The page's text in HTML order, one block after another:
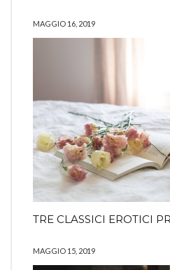
MAGGIO 16, 2019
TRE CLASSICI EROTICI
MAGGIO 15, 2019